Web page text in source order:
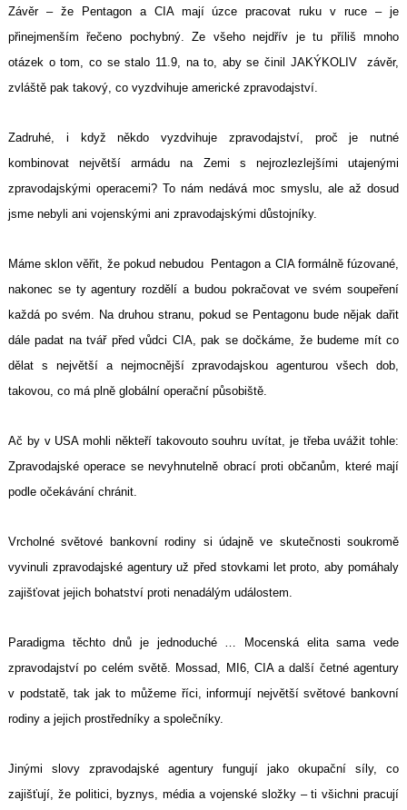
Závěr – že Pentagon a CIA mají úzce pracovat ruku v ruce – je
přinejmenším řečeno pochybný. Ze všeho nejdřív je tu příliš mnoho
otázek o tom, co se stalo 11.9, na to, aby se činil JAKÝKOLIV závěr,
zvláště pak takový, co vyzdvihuje americké zpravodajství.
Zadruhé, i když někdo vyzdvihuje zpravodajství, proč je nutné
kombinovat největší armádu na Zemi s nejrozlezlejšími utajenými
zpravodajskými operacemi? To nám nedává moc smyslu, ale až dosud
jsme nebyli ani vojenskými ani zpravodajskými důstojníky.
Máme sklon věřit, že pokud nebudou Pentagon a CIA formálně fúzované,
nakonec se ty agentury rozdělí a budou pokračovat ve svém soupeření
každá po svém. Na druhou stranu, pokud se Pentagonu bude nějak dařit
dále padat na tvář před vůdci CIA, pak se dočkáme, že budeme mít co
dělat s největší a nejmocnější zpravodajskou agenturou všech dob,
takovou, co má plně globální operační působiště.
Ač by v USA mohli někteří takovouto souhru uvítat, je třeba uvážit tohle:
Zpravodajské operace se nevyhnutelně obrací proti občanům, které mají
podle očekávání chránit.
Vrcholné světové bankovní rodiny si údajně ve skutečnosti soukromě
vyvinuli zpravodajské agentury už před stovkami let proto, aby pomáhaly
zajišťovat jejich bohatství proti nenadálým událostem.
Paradigma těchto dnů je jednoduché … Mocenská elitasama vede
zpravodajství po celém světě. Mossad, MI6, CIA a další četné agentury
v podstatě, tak jak to můžeme říci, informují největší světové bankovní
rodiny a jejich prostředníky a společníky.
Jinými slovy zpravodajské agentury fungují jako okupační síly, co
zajišťují, že politici, byznys, média a vojenské složky – ti všichni pracují